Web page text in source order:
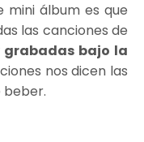
mini álbum es que
las canciones de
grabadas bajo la
nos dicen las
beber.